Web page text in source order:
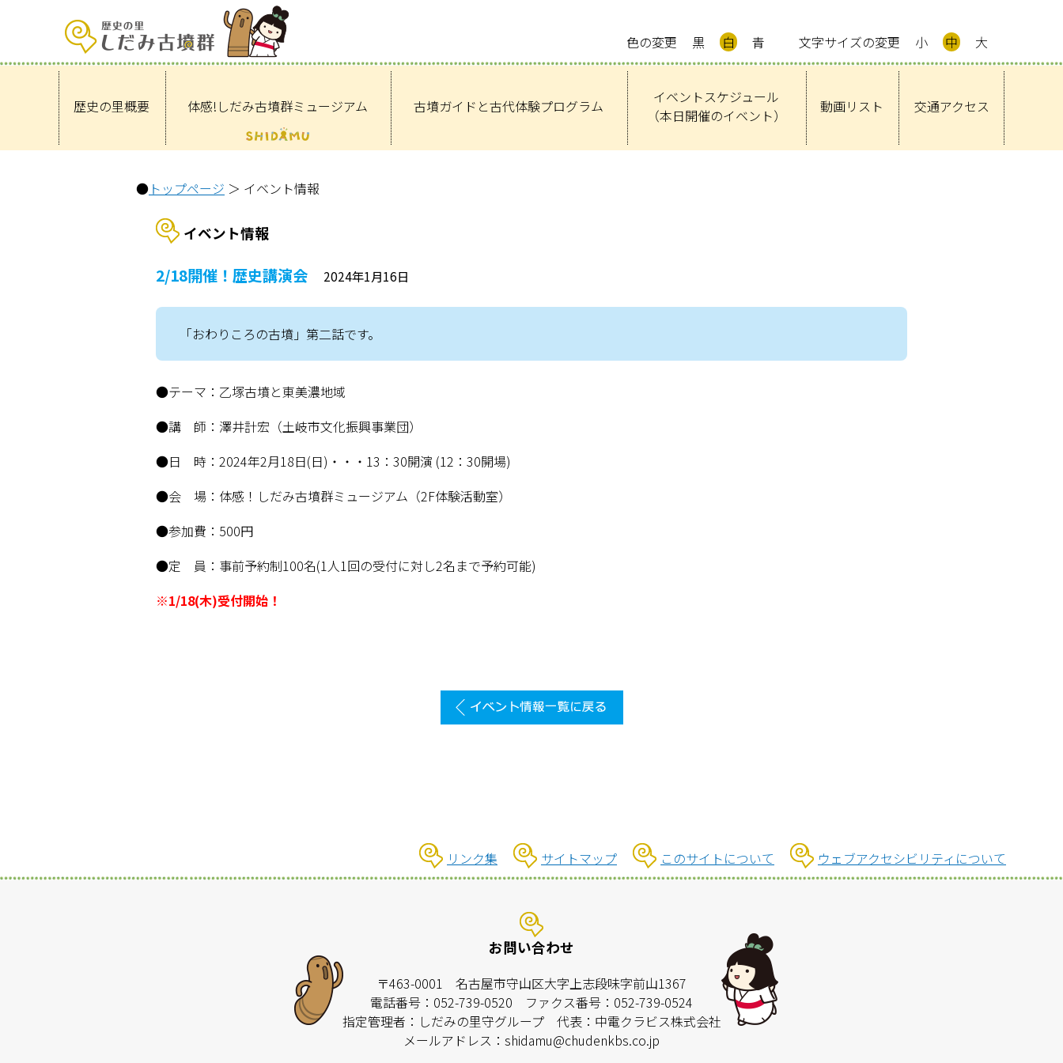
文字サイズの変更 小 中 大
色の変更 黒 白 青
歴史の里概要 体感!しだみ古墳群ミュージアム 古墳ガイドと古代体験プログラム
イベントスケジュール
（本日開催のイベント）
動画リスト 交通アクセス
● トップページ ＞ イベント情報
イベント情報
2/18開催！歴史講演会 2024年1月16日
「おわりころの古墳」第二話です。
●テーマ：乙塚古墳と東美濃地域
●講 師：澤井計宏（土岐市文化振興事業団）
●日 時：2024年2月18日(日)・・・13：30開演 (12：30開場)
●会 場：体感！しだみ古墳群ミュージアム（2F体験活動室）
●参加費：500円
●定 員：事前予約制100名(1人1回の受付に対し2名まで予約可能)
※1/18(木)受付開始！
リンク集 サイトマップ このサイトについて ウェブアクセシビリティについて
お問い合わせ
〒463-0001
名古屋市守山区大字上志段味字前山1367
電話番号：052-739-0520
ファクス番号：052-739-0524
指定管理者：しだみの里守グループ
代表：中電クラビス株式会社
メールアドレス：shidamu@chudenkbs.co.jp